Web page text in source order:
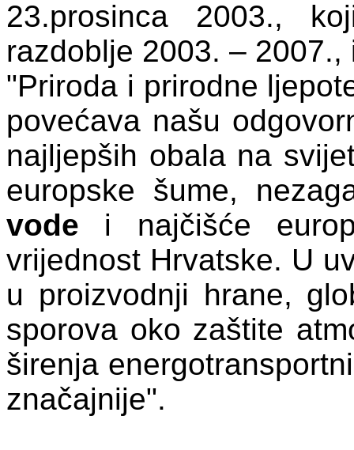
23.prosinca 2003.,
razdoblje 2003. –
"Priroda i prirodne
povećava našu
najljepših obala na
europske šume,
vode i najčišće
vrijednost Hrvatske. U
u proizvodnji hrane,
sporova oko zaštite
širenja
značajnije".